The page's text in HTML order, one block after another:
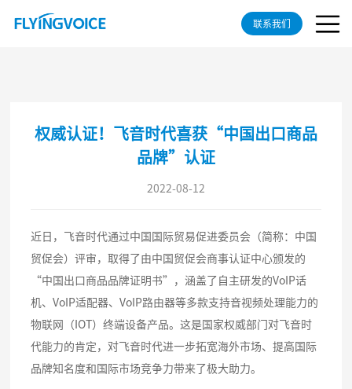
联系我们
权威认证！飞音时代喜获“中国出口商品
品牌”认证
2022-08-12
近日，飞音时代通过中国国际贸易促进委员会（简称：中国
贸促会）评审，取得了由中国贸促会商事认证中心颁发的
“中国出口商品品牌证明书”，涵盖了自主研发的VoIP话
机、VoIP适配器、VoIP路由器等多款支持音视频处理能力的
物联网（IOT）终端设备产品。这是国家权威部门对飞音时
代能力的肯定，对飞音时代进一步拓宽海外市场、提高国际
品牌知名度和国际市场竞争力带来了极大助力。